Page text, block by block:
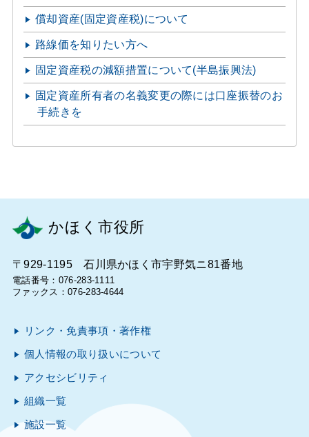
償却資産(固定資産税)について
路線価を知りたい方へ
固定資産税の減額措置について(半島振興法)
固定資産所有者の名義変更の際には口座振替のお
手続きを
かほく市役所
〒929-1195 石川県かほく市宇野気ニ81番地
電話番号：076-283-1111
ファックス：076-283-4644
リンク・免責事項・著作権
個人情報の取り扱いについて
アクセシビリティ
組織一覧
施設一覧